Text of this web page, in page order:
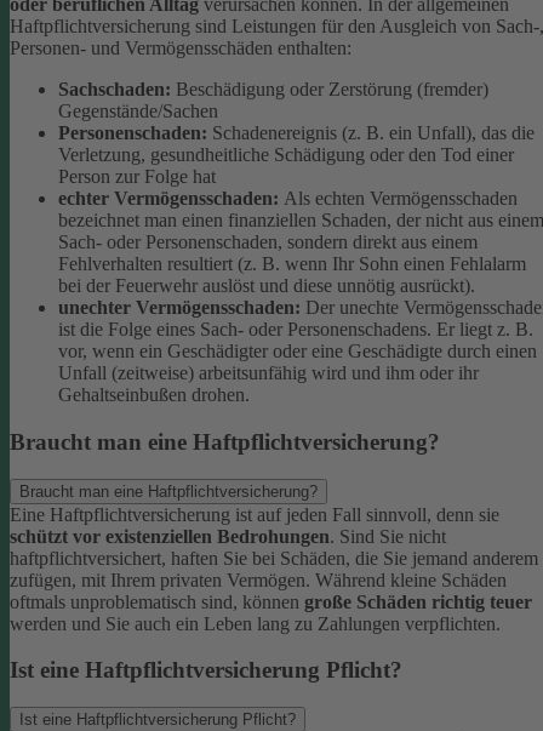
oder beruflichen Alltag verursachen können. In der allgemeinen
Haftpflichtversicherung sind Leistungen für den Ausgleich von Sach-,
Personen- und Vermögensschäden enthalten:
Sachschaden: Beschädigung oder Zerstörung (fremder)
Gegenstände/Sachen
Personenschaden: Schadenereignis (z. B. ein Unfall), das die
Verletzung, gesundheitliche Schädigung oder den Tod einer
Person zur Folge hat
echter Vermögensschaden: Als echten Vermögensschaden
bezeichnet man einen finanziellen Schaden, der nicht aus einem
Sach- oder Personenschaden, sondern direkt aus einem
Fehlverhalten resultiert (z. B. wenn Ihr Sohn einen Fehlalarm
bei der Feuerwehr auslöst und diese unnötig ausrückt).
unechter Vermögensschaden: Der unechte
ist die Folge eines Sach- oder Personenschadens. Er liegt z. B.
vor, wenn ein Geschädigter oder eine Geschädigte durch einen
Unfall (zeitweise) arbeitsunfähig wird und ihm oder ihr
Gehaltseinbußen drohen.
Braucht man eine Haftpflichtversicherung?
Braucht man eine Haftpflichtversicherung?
Eine Haftpflichtversicherung ist auf jeden Fall sinnvoll, denn sie
schützt vor existenziellen Bedrohungen. Sind Sie nicht
haftpflichtversichert, haften Sie bei Schäden, die Sie jemand anderem
zufügen, mit Ihrem privaten Vermögen. Während kleine Schäden
oftmals unproblematisch sind, können große Schäden richtig teuer
werden und Sie auch ein Leben lang zu Zahlungen verpflichten.
Ist eine Haftpflichtversicherung Pflicht?
Ist eine Haftpflichtversicherung Pflicht?